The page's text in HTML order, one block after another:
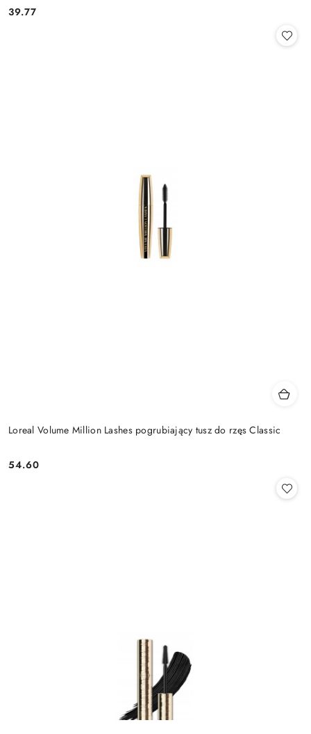
Cena:
39.77
Loreal Volume Million Lashes pogrubiający tusz do rzęs Classic
Cena:
54.60